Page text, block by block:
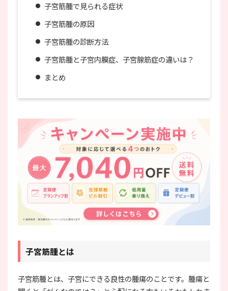
子宮筋腫で見られる症状
子宮筋腫の原因
子宮筋腫の診断方法
子宮筋腫と子宮内膜症、子宮腺筋症の違いは？
まとめ
子宮筋腫とは
子宮筋腫とは、子宮にできる良性の腫瘍のことです。腫瘍と